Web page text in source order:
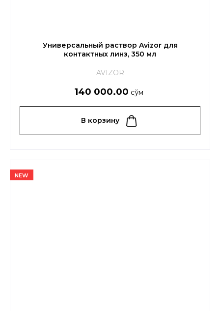
Универсальный раствор Avizor для
контактных линз, 350 мл
AVIZOR
140 000.00 сўм
В корзину
NEW